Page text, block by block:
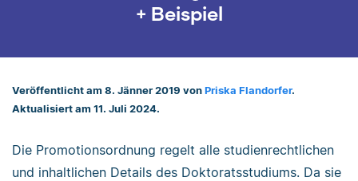
+ Beispiel
Veröffentlicht am 8. Jänner 2019 von Priska Flandorfer.
Aktualisiert am 11. Juli 2024.
Die Promotionsordnung regelt alle studienrechtlichen
und inhaltlichen Details des Doktoratsstudiums. Da sie